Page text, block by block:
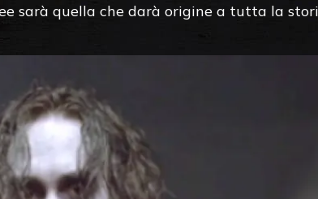
sarà quella che darà origine a tutta la